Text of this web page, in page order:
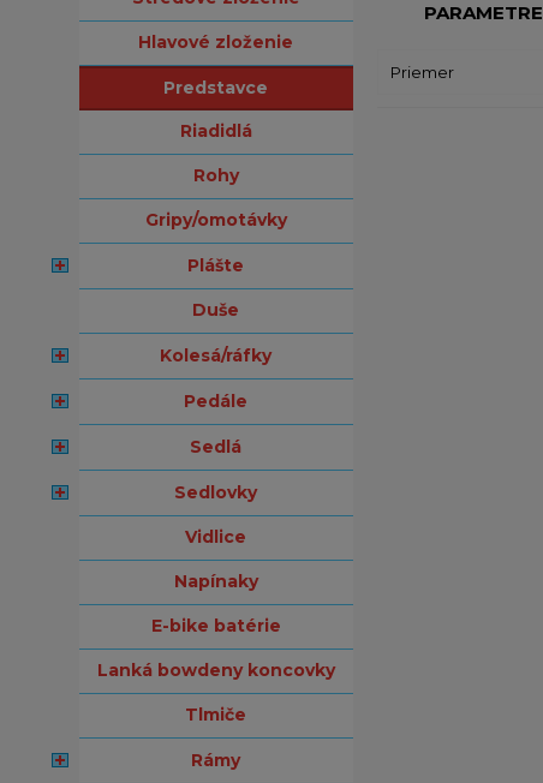
hlavové zloženie
predstavce
riadidlá
rohy
gripy/omotávky
plášte
duše
kolesá/ráfky
pedále
sedlá
sedlovky
vidlice
napínaky
e-bike batérie
lanká bowdeny koncovky
tlmiče
rámy
PARAMETRE
Priemer